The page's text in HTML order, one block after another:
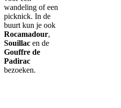
wandeling of een
picknick. In de
buurt kun je ook
Rocamadour,
Souillac en de
Gouffre de
Padirac
bezoeken.